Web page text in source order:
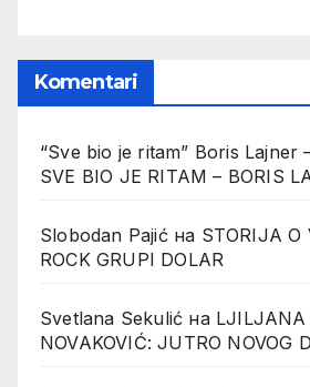
Komentari
“Sve bio je ritam” Boris Lajner
SVE BIO JE RITAM – BORIS
Slobodan Pajićна STORIJA O
ROCK GRUPI DOLAR
Svetlana Sekulić на LJILJANA
NOVAKOVIĆ: JUTRO NOVOG